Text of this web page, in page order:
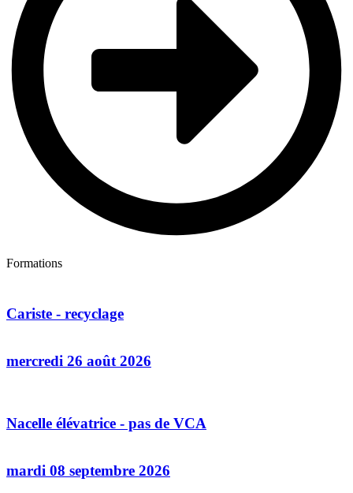
Formations
Cariste - recyclage
mercredi 26 août 2026
Nacelle élévatrice - pas de VCA
mardi 08 septembre 2026